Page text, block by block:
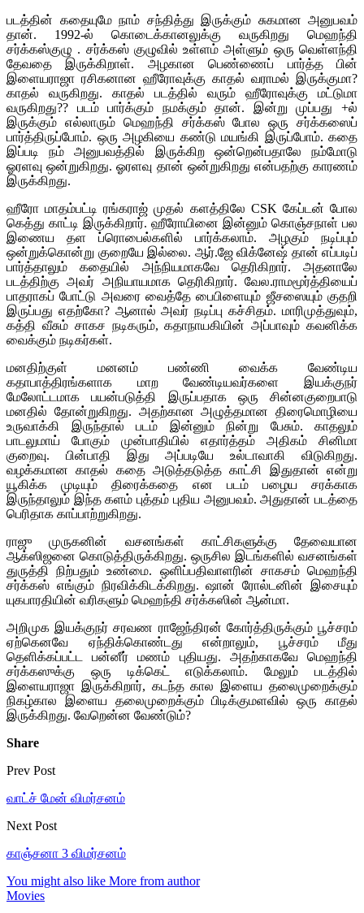
படத்தின் கதையுமே நாம் சந்தித்து இருக்கும் சுகமான அனுபவம்
தான். 1992-ல் கொடைக்கானலுக்கு வருகிறது மெஹந்தி
சர்க்கஸ்குழு . சர்க்கஸ் குழுவில் உள்ளம் அள்ளும் ஒரு வெள்ளந்தி
தேவதை இருக்கிறாள். அழகான பெண்ணைப் பார்த்த பின்
இளையராஜா ரசிகனான ஹீரோவுக்கு காதல் வராமல் இருக்குமா?
காதல் வருகிறது. காதல் படத்தில் வரும் ஹீரோவுக்கு மட்டுமா
வருகிறது?? படம் பார்க்கும் நமக்கும் தான். இன்று முப்பது +ல்
இருக்கும் எல்லாரும் மெஹந்தி சர்க்கஸ் போல ஒரு சர்க்கஸைப்
பார்த்திருப்போம். ஒரு அழகியை கண்டு மயங்கி இருப்போம். கதை
இப்படி நம் அனுபவத்தில் இருக்கிற ஒன்றென்பதாலே நம்மோடு
ஓரளவு ஒன்றுகிறது. ஓரளவு தான் ஒன்றுகிறது என்பதற்கு காரணம்
இருக்கிறது.
ஹீரோ மாதம்பட்டி ரங்கராஜ் முதல் களத்திலே CSK கேப்டன் போல
கெத்து காட்டி இருக்கிறார். ஹீரோயினை இன்னும் கொஞ்சநாள் பல
இணைய தள ப்ரொபைல்களில் பார்க்கலாம். அழகும் நடிப்பும்
ஒன்றுக்கொன்று குறையே இல்லை. ஆர்.ஜே விக்னேஷ் தான் எப்படிப்
பார்த்தாலும் கதையில் அந்நியமாகவே தெரிகிறார். அதனாலே
படத்திற்கு அவர் அநியாயமாக தெரிகிறார். வேல.ராமமூர்த்தியைப்
பாதராகப் போட்டு அவரை வைத்தே பைபிளையும் ஜீசஸையும் குதறி
இருப்பது எதற்கோ? ஆனால் அவர் நடிப்பு கச்சிதம். மாரிமுத்துவும்,
கத்தி வீசும் சாகச நடிகரும், கதாநாயகியின் அப்பாவும் கவனிக்க
வைக்கும் நடிகர்கள்.
மனதிற்குள் மனனம் பண்ணி வைக்க வேண்டிய
கதாபாத்திரங்களாக மாற வேண்டியவர்களை இயக்குநர்
மேலோட்டமாக பயன்படுத்தி இருப்பதாக ஒரு சின்னகுறைபாடு
மனதில் தோன்றுகிறது. அதற்கான அழுத்தமான திரைமொழியை
உருவாக்கி இருந்தால் படம் இன்னும் நின்று பேசும். காதலும்
பாடலுமாய் போகும் முன்பாதியில் எதார்த்தம் அதிகம் சினிமா
குறைவு. பின்பாதி இது அப்படியே உல்டாவாகி விடுகிறது.
வழக்கமான காதல் கதை அடுத்தடுத்த காட்சி இதுதான் என்று
யூகிக்க முடியும் திரைக்கதை என படம் பழைய சரக்காக
இருந்தாலும் இந்த களம் புத்தம் புதிய அனுபவம். அதுதான் படத்தை
பெரிதாக காப்பாற்றுகிறது.
ராஜு முருகனின் வசனங்கள் காட்சிகளுக்கு தேவையான
ஆக்ஸிஜனை கொடுத்திருக்கிறது. ஒருசில இடங்களில் வசனங்கள்
துருத்தி நிற்பதும் உண்மை. ஒளிப்பதிவாளரின் சாகசம் மெஹந்தி
சர்க்கஸ் எங்கும் நிரவிக்கிடக்கிறது. ஷான் ரோல்டனின் இசையும்
யுகபாரதியின் வரிகளும் மெஹந்தி சர்க்கஸின் ஆன்மா.
அறிமுக இயக்குநர் சரவண ராஜேந்திரன் கோர்த்திருக்கும் பூச்சரம்
ஏற்கெனவே ஏந்திக்கொண்டது என்றாலும், பூச்சரம் மீது
தெளிக்கப்பட்ட பன்னீர் மணம் புதியது. அதற்காகவே மெஹந்தி
சர்க்கஸுக்கு ஒரு டிக்கெட் எடுக்கலாம். மேலும் படத்தில்
இளையராஜா இருக்கிறார், கடந்த கால இளைய தலைமுறைக்கும்
நிகழ்கால இளைய தலைமுறைக்கும் பிடிக்குமளவில் ஒரு காதல்
இருக்கிறது. வேறென்ன வேண்டும்?
Share
Prev Post
வாட்ச் மேன் விமர்சனம்
Next Post
காஞ்சனா 3 விமர்சனம்
You might also like More from author
Movies